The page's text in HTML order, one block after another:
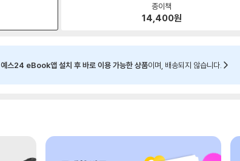
종이책
14,400원
예스24 eBook앱 설치 후 바로 이용 가능한 상품이며, 배송되지 않습니다.